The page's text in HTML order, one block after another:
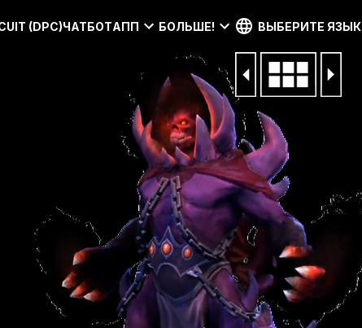
(DPC)ЧАТБОТАПП БОЛЬШЕ! ВЫБЕРИТЕ ЯЗЫК